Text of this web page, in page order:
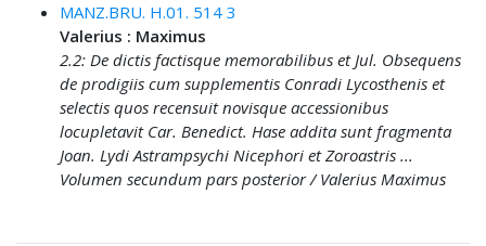
MANZ.BRU. H.01. 514 3
Valerius : Maximus
2.2: De dictis factisque memorabilibus et Jul. Obsequens
de prodigiis cum supplementis Conradi Lycosthenis et
selectis quos recensuit novisque accessionibus
locupletavit Car. Benedict. Hase addita sunt fragmenta
Joan. Lydi Astrampsychi Nicephori et Zoroastris ...
Volumen secundum pars posterior / Valerius Maximus